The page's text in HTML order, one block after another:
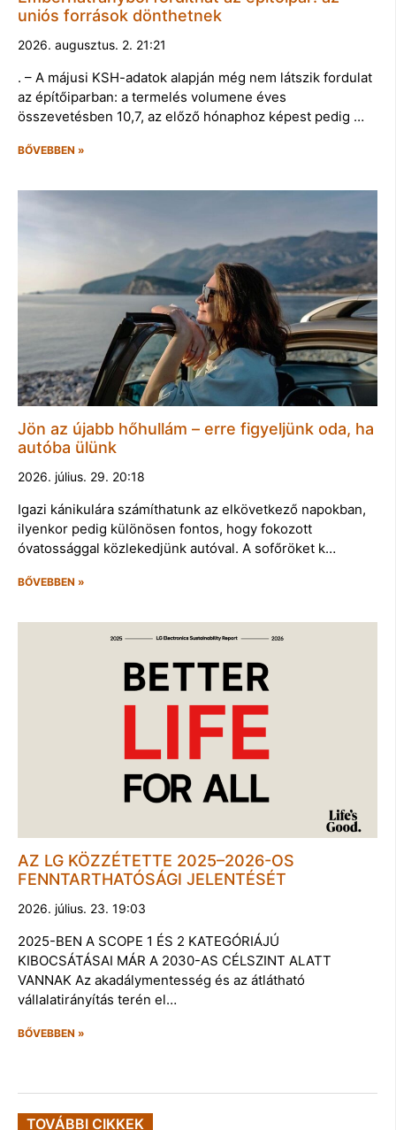
uniós források dönthetnek
2026. augusztus. 2. 21:21
. – A májusi KSH-adatok alapján még nem látszik fordulat
az építőiparban: a termelés volumene éves
összevetésben 10,7, az előző hónaphoz képest pedig …
BŐVEBBEN »
Jön az újabb hőhullám – erre figyeljünk oda, ha
autóba ülünk
2026. július. 29. 20:18
Igazi kánikulára számíthatunk az elkövetkező napokban,
ilyenkor pedig különösen fontos, hogy fokozott
óvatossággal közlekedjünk autóval. A sofőröket k…
BŐVEBBEN »
AZ LG KÖZZÉTETTE 2025–2026-OS
FENNTARTHATÓSÁGI JELENTÉSÉT
2026. július. 23. 19:03
2025-BEN A SCOPE 1 ÉS 2 KATEGÓRIÁJÚ
KIBOCSÁTÁSAI MÁR A 2030-AS CÉLSZINT ALATT
VANNAK Az akadálymentesség és az átlátható
vállalatirányítás terén el…
BŐVEBBEN »
TOVÁBBI CIKKEK